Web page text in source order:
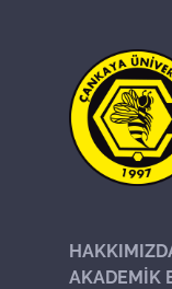
AKADEMİK